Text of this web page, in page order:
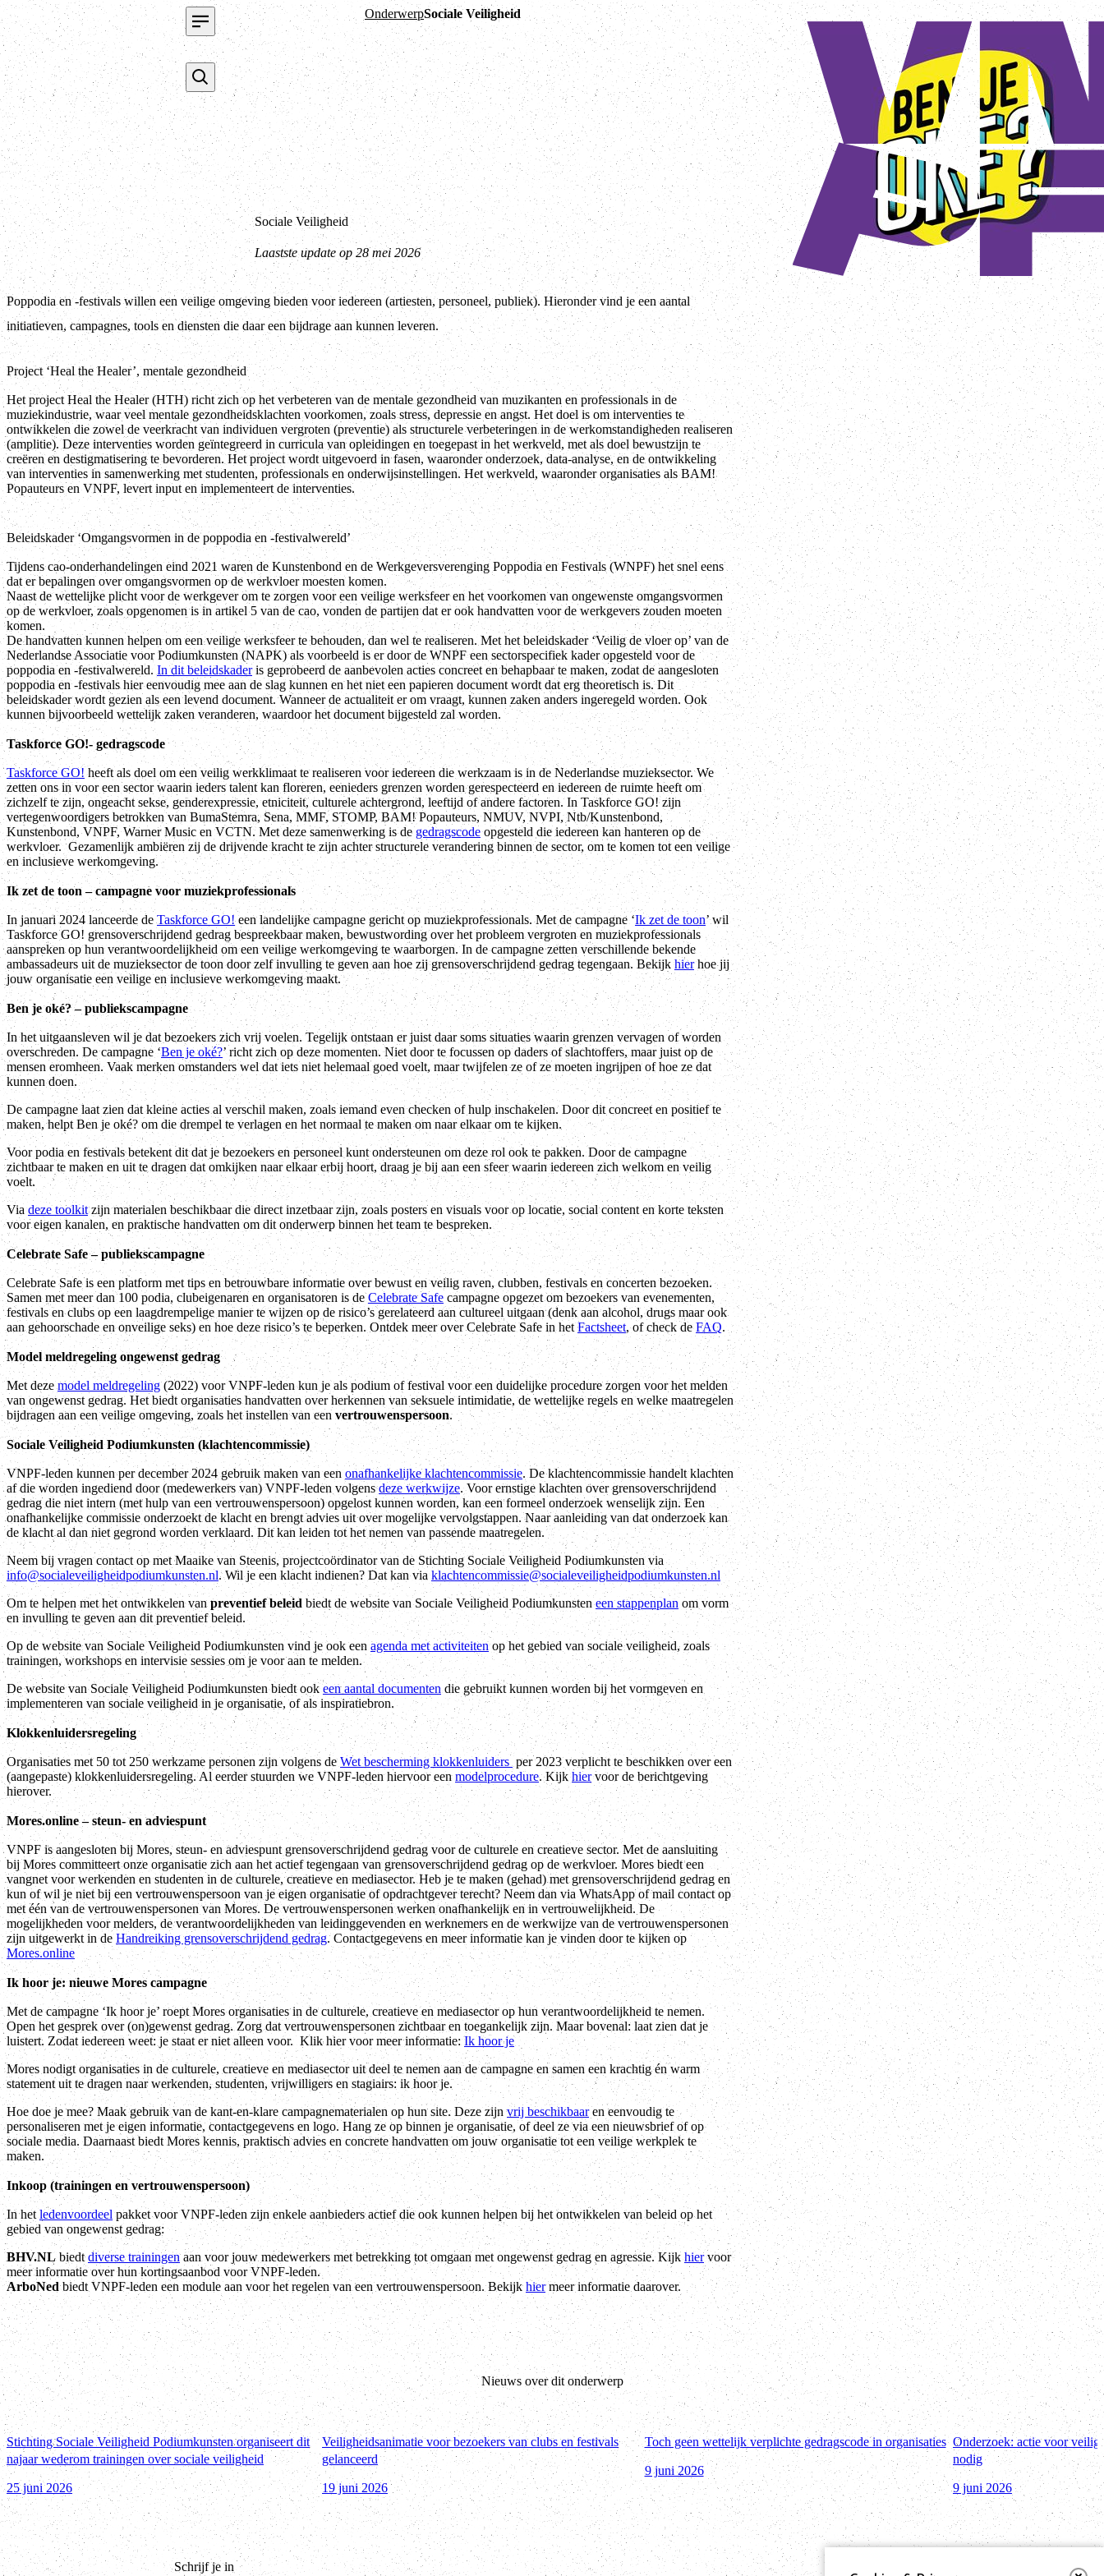
OnderwerpSociale Veiligheid
Sociale Veiligheid
Laastste update op 28 mei 2026
Poppodia en -festivals willen een veilige omgeving bieden voor iedereen (artiesten, personeel, publiek). Hieronder vind je een aantal
initiatieven, campagnes, tools en diensten die daar een bijdrage aan kunnen leveren.
Project ‘Heal the Healer’, mentale gezondheid
Het project Heal the Healer (HTH) richt zich op het verbeteren van de mentale gezondheid van muzikanten en professionals in de
muziekindustrie, waar veel mentale gezondheidsklachten voorkomen, zoals stress, depressie en angst. Het doel is om interventies te
ontwikkelen die zowel de veerkracht van individuen vergroten (preventie) als structurele verbeteringen in de werkomstandigheden realiseren
(amplitie). Deze interventies worden geïntegreerd in curricula van opleidingen en toegepast in het werkveld, met als doel bewustzijn te
creëren en destigmatisering te bevorderen. Het project wordt uitgevoerd in fasen, waaronder onderzoek, data-analyse, en de ontwikkeling
van interventies in samenwerking met studenten, professionals en onderwijsinstellingen. Het werkveld, waaronder organisaties als BAM!
Popauteurs en VNPF, levert input en implementeert de interventies.
Beleidskader ‘Omgangsvormen in de poppodia en -festivalwereld’
Tijdens cao-onderhandelingen eind 2021 waren de Kunstenbond en de Werkgeversverenging Poppodia en Festivals (WNPF) het snel eens
dat er bepalingen over omgangsvormen op de werkvloer moesten komen.
Naast de wettelijke plicht voor de werkgever om te zorgen voor een veilige werksfeer en het voorkomen van ongewenste omgangsvormen
op de werkvloer, zoals opgenomen is in artikel 5 van de cao, vonden de partijen dat er ook handvatten voor de werkgevers zouden moeten
komen.
De handvatten kunnen helpen om een veilige werksfeer te behouden, dan wel te realiseren. Met het beleidskader ‘Veilig de vloer op’ van de
Nederlandse Associatie voor Podiumkunsten (NAPK) als voorbeeld is er door de WNPF een sectorspecifiek kader opgesteld voor de
poppodia en -festivalwereld. In dit beleidskaderis geprobeerd de aanbevolen acties concreet en behapbaar te maken, zodat de aangesloten
poppodia en -festivals hier eenvoudig mee aan de slag kunnen en het niet een papieren document wordt dat erg theoretisch is. Dit
beleidskader wordt gezien als een levend document. Wanneer de actualiteit er om vraagt, kunnen zaken anders ingeregeld worden. Ook
kunnen bijvoorbeeld wettelijk zaken veranderen, waardoor het document bijgesteld zal worden.
Taskforce GO!- gedragscode
Taskforce GO! heeft als doel om een veilig werkklimaat te realiseren voor iedereen die werkzaam is in de Nederlandse muzieksector. We
zetten ons in voor een sector waarin ieders talent kan floreren, eenieders grenzen worden gerespecteerd en iedereen de ruimte heeft om
zichzelf te zijn, ongeacht sekse, genderexpressie, etniciteit, culturele achtergrond, leeftijd of andere factoren. In Taskforce GO! zijn
vertegenwoordigers betrokken van BumaStemra, Sena, MMF, STOMP, BAM! Popauteurs, NMUV, NVPI, Ntb/Kunstenbond,
Kunstenbond, VNPF, Warner Music en VCTN. Met deze samenwerking is degedragscodeopgesteld die iedereen kan hanteren op de
werkvloer.Gezamenlijk ambiëren zij de drijvende kracht te zijn achter structurele verandering binnen de sector, om te komen tot een veilige
en inclusieve werkomgeving.
Ik zet de toon – campagne voor muziekprofessionals
In januari 2024 lanceerde deTaskforce GO!een landelijke campagne gericht op muziekprofessionals. Met de campagne ‘Ik zet de toon’ wil
Taskforce GO! grensoverschrijdend gedrag bespreekbaar maken, bewustwording over het probleem vergroten en muziekprofessionals
aanspreken op hun verantwoordelijkheid om een veilige werkomgeving te waarborgen. In de campagne zetten verschillende bekende
ambassadeurs uit de muzieksector de toon door zelf invulling te geven aan hoe zij grensoverschrijdend gedrag tegengaan. Bekijkhierhoe jij
jouw organisatie een veilige en inclusieve werkomgeving maakt.
Ben je oké?– publiekscampagne
In het uitgaansleven wil je dat bezoekers zich vrij voelen. Tegelijk ontstaan er juist daar soms situaties waarin grenzen vervagen of worden
overschreden. De campagne ‘Ben je oké?’ richt zich op deze momenten. Niet door te focussen op daders of slachtoffers, maar juist op de
mensen eromheen. Vaak merken omstanders wel dat iets niet helemaal goed voelt, maar twijfelen ze of ze moeten ingrijpen of hoe ze dat
kunnen doen.
De campagne laat zien dat kleine acties al verschil maken, zoals iemand even checken of hulp inschakelen. Door dit concreet en positief te
maken, helpt Ben je oké? om die drempel te verlagen en het normaal te maken om naar elkaar om te kijken.
Voor podia en festivals betekent dit dat je bezoekers en personeel kunt ondersteunen om deze rol ook te pakken. Door de campagne
zichtbaar te maken en uit te dragen dat omkijken naar elkaar erbij hoort, draag je bij aan een sfeer waarin iedereen zich welkom en veilig
voelt.
Via deze toolkitzijn materialen beschikbaar die direct inzetbaar zijn, zoals posters en visuals voor op locatie, social content en korte teksten
voor eigen kanalen, en praktische handvatten om dit onderwerp binnen het team te bespreken.
Celebrate Safe – publiekscampagne
Celebrate Safe is een platform met tips en betrouwbare informatie over bewust en veilig raven, clubben, festivals en concerten bezoeken.
Samen met meer dan 100 podia, clubeigenaren en organisatoren is deCelebrate Safe campagne opgezet om bezoekers van evenementen,
festivals en clubs op een laagdrempelige manier te wijzen op de risico’s gerelateerd aan cultureel uitgaan (denk aan alcohol, drugs maar ook
aan gehoorschade en onveilige seks) en hoe deze risico’s te beperken. Ontdek meer over Celebrate Safe in hetFactsheet, of check deFAQ.
Model meldregeling ongewenst gedrag
Met dezemodel meldregeling(2022) voor VNPF-leden kun je als podium of festival voor een duidelijke procedure zorgen voor het melden
van ongewenst gedrag. Het biedt organisaties handvatten over herkennen van seksuele intimidatie, de wettelijke regels en welke maatregelen
bijdragen aan een veilige omgeving, zoals het instellen van een vertrouwenspersoon.
Sociale Veiligheid Podiumkunsten (klachtencommissie)
VNPF-leden kunnen per december 2024 gebruik maken van een onafhankelijke klachtencommissie. De klachtencommissie handelt klachten
af die worden ingediend door (medewerkers van) VNPF-leden volgensdeze werkwijze. Voor ernstige klachten over grensoverschrijdend
gedrag die niet intern (met hulp van een vertrouwenspersoon) opgelost kunnen worden, kan een formeel onderzoek wenselijk zijn. Een
onafhankelijke commissie onderzoekt de klacht en brengt advies uit over mogelijke vervolgstappen. Naar aanleiding van dat onderzoek kan
de klacht al dan niet gegrond worden verklaard. Dit kan leiden tot het nemen van passende maatregelen.
Neem bij vragen contact op met Maaike van Steenis, projectcoördinator van de Stichting Sociale Veiligheid Podiumkunsten via
info@socialeveiligheidpodiumkunsten.nl. Wil je een klacht indienen? Dat kan via klachtencommissie@socialeveiligheidpodiumkunsten.nl
Om te helpen met het ontwikkelen vanpreventief beleid biedt de website van Sociale Veiligheid Podiumkunsteneen stappenplan om vorm
en invulling te geven aan dit preventief beleid.
Op de website van Sociale Veiligheid Podiumkunsten vind je ook een agenda met activiteitenop het gebied van sociale veiligheid, zoals
trainingen, workshops en intervisie sessies om je voor aan te melden.
De website van Sociale Veiligheid Podiumkunsten biedt ookeen aantal documenten die gebruikt kunnen worden bij het vormgeven en
implementeren van sociale veiligheid in je organisatie, of als inspiratiebron.
Klokkenluidersregeling
Organisaties met 50 tot 250 werkzame personen zijn volgens deWet bescherming klokkenluiders per 2023 verplicht te beschikken over een
(aangepaste) klokkenluidersregeling. Al eerder stuurden we VNPF-leden hiervoor eenmodelprocedure. Kijkhiervoor de berichtgeving
hierover.
Mores.online – steun- en adviespunt
VNPF is aangesloten bij Mores, steun- en adviespunt grensoverschrijdend gedrag voor de culturele en creatieve sector. Met de aansluiting
bij Mores committeert onze organisatie zich aan het actief tegengaan van grensoverschrijdend gedrag op de werkvloer. Mores biedt een
vangnet voor werkenden en studenten in de culturele, creatieve en mediasector. Heb je te maken (gehad) met grensoverschrijdend gedrag en
kun of wil je niet bij een vertrouwenspersoon van je eigen organisatie of opdrachtgever terecht? Neem dan via WhatsApp of mail contact op
met één van de vertrouwenspersonen van Mores. De vertrouwenspersonen werken onafhankelijk en in vertrouwelijkheid. De
mogelijkheden voor melders, de verantwoordelijkheden van leidinggevenden en werknemers en de werkwijze van de vertrouwenspersonen
zijn uitgewerkt in de Handreiking grensoverschrijdend gedrag. Contactgegevens en meer informatie kan je vinden door te kijken op
Mores.online
Ik hoor je: nieuwe Mores campagne
Met de campagne ‘Ik hoor je’ roept Mores organisaties in de culturele, creatieve en mediasector op hun verantwoordelijkheid te nemen.
Open het gesprek over (on)gewenst gedrag. Zorg dat vertrouwenspersonen zichtbaar en toegankelijk zijn. Maar bovenal: laat zien dat je
luistert. Zodat iedereen weet: je staat er niet alleen voor. Klik hier voor meer informatie:Ik hoor je
Mores nodigt organisaties in de culturele, creatieve en mediasector uit deel te nemen aan de campagne en samen een krachtig én warm
statement uit te dragen naar werkenden, studenten, vrijwilligers en stagiairs: ik hoor je.
Hoe doe je mee? Maak gebruik van de kant-en-klare campagnematerialen op hun site. Deze zijnvrij beschikbaaren eenvoudig te
personaliseren met je eigen informatie, contactgegevens en logo. Hang ze op binnen je organisatie, of deel ze via een nieuwsbrief of op
sociale media. Daarnaast biedt Mores kennis, praktisch advies en concrete handvatten om jouw organisatie tot een veilige werkplek te
maken.
Inkoop (trainingen en vertrouwenspersoon)
In het ledenvoordeelpakket voor VNPF-leden zijn enkele aanbieders actief die ook kunnen helpen bij het ontwikkelen van beleid op het
gebied van ongewenst gedrag:
BHV.NL biedtdiverse trainingenaan voor jouw medewerkers met betrekking tot omgaan met ongewenst gedrag en agressie. Kijk hiervoor
meer informatie over hun kortingsaanbod voor VNPF-leden.
ArboNedbiedt VNPF-leden een module aan voor het regelen van een vertrouwenspersoon. Bekijkhiermeer informatie daarover.
Nieuws over dit onderwerp
Stichting Sociale Veiligheid Podiumkunsten organiseert dit
najaar wederom trainingen over sociale veiligheid
25 juni 2026
Veiligheidsanimatie voor bezoekers van clubs en festivals
gelanceerd
19 juni 2026
Toch geen wettelijk verplichte gedragscode in organisaties
9 juni 2026
Onderzoek: actie voor
nodig
9 juni 2026
Schrijf je in